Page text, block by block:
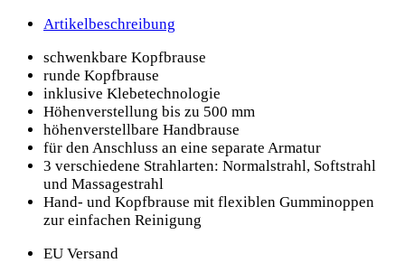
quantityArtikelbeschreibung
schwenkbare Kopfbrause
runde Kopfbrause
inklusive Klebetechnologie
Höhenverstellung bis zu 500 mm
höhenverstellbare Handbrause
für den Anschluss an eine separate Armatur
3 verschiedene Strahlarten: Normalstrahl, Softstrahl
und Massagestrahl
Hand- und Kopfbrause mit flexiblen Gumminoppen
zur einfachen Reinigung
EU Versand